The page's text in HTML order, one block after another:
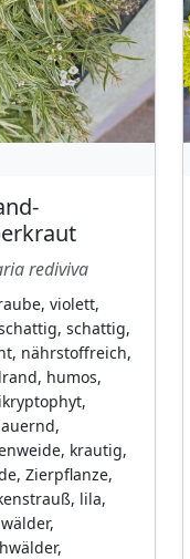
rediviva
violett,
schattig,
nährstoffreich,
humos,
krautig,
Zierpflanze,
lila,